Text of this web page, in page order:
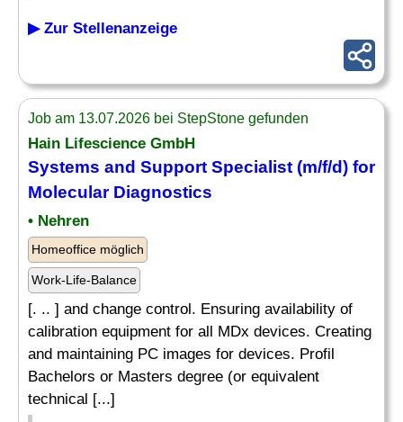
▶ Zur Stellenanzeige
Job am 13.07.2026 bei StepStone gefunden
Hain Lifescience GmbH
Systems and Support Specialist (m/f/d) for
Molecular Diagnostics
• Nehren
Homeoffice möglich
Work-Life-Balance
[. .. ] and change control. Ensuring availability of
calibration equipment for all MDx devices. Creating
and maintaining PC images for devices. Profil
Bachelors or Masters degree (or equivalent
technical [...]